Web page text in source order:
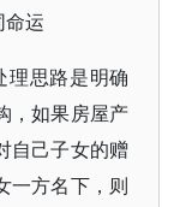
命运
理思路是明确
，如果房屋产
自己子女的赠
一方名下，则